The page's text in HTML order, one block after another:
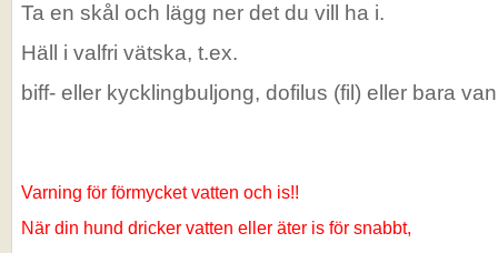
Ta en skål och lägg ner det du vill ha i.
Häll i valfri vätska, t.ex.
biff- eller kycklingbuljong, dofilus (fil) eller bara
Varning för förmycket vatten och is!!
När din hund dricker vatten eller äter is för snabbt,